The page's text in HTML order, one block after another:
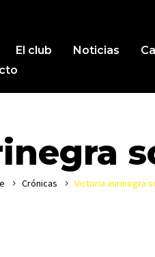
El club Noticias
Crónicas Victoria aurinegra